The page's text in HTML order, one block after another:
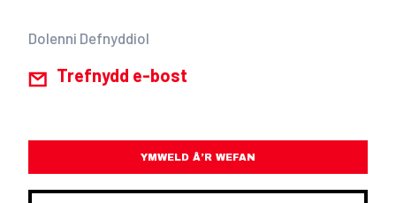
Dolenni Defnyddiol
Trefnydd e-bost
YMWELD Â’R WEFAN